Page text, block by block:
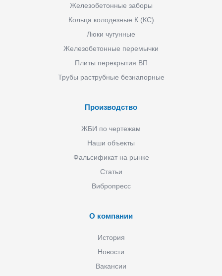
Железобетонные заборы
Кольца колодезные К (КС)
Люки чугунные
Железобетонные перемычки
Плиты перекрытия ВП
Трубы раструбные безнапорные
Производство
ЖБИ по чертежам
Наши объекты
Фальсификат на рынке
Статьи
Вибропресс
О компании
История
Новости
Вакансии